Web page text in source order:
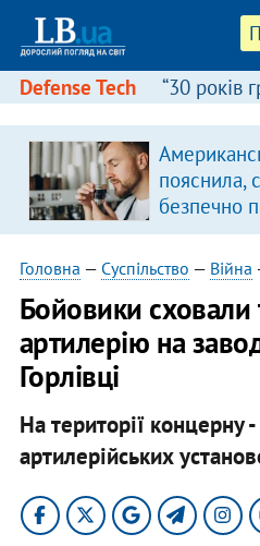
Defense Tech “30 років
пояснила,
безпечно
Головна — Суспільство — Війна
Бойовики сховали
артилерію на
Горлівці
На території концерну
артилерійських